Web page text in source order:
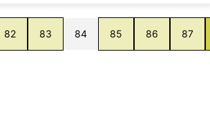
82 83 84 85 86 87